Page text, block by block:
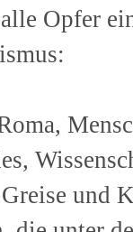
Opfer
und